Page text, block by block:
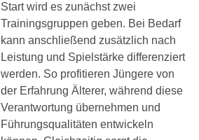
Start wird es zunächst zwei
Trainingsgruppen geben. Bei Bedarf
kann anschließend zusätzlich nach
Leistung und Spielstärke differenziert
werden. So profitieren Jüngere von
der Erfahrung Älterer, während diese
Verantwortung übernehmen und
Führungsqualitäten entwickeln